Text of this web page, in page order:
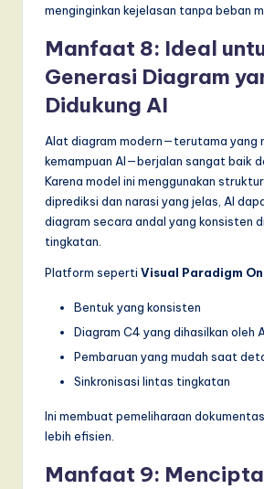
menginginkan kejelasan tanpa beban
Manfaat 8: Ideal
Generasi Diagram
Didukung AI
Alat diagram modern—terutama yang
kemampuan AI—berjalan sangat baik
Karena model ini menggunakan
diprediksi dan narasi yang jelas, AI
diagram secara andal yang konsisten
tingkatan.
Platform seperti Visual Paradigm
Bentuk yang konsisten
Diagram C4 yang dihasilkan oleh
Pembaruan yang mudah saat
Sinkronisasi lintas tingkatan
Ini membuat pemeliharaan
lebih efisien.
Manfaat 9: